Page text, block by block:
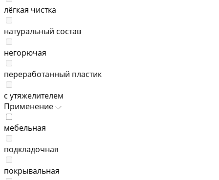
лёгкая чистка
натуральный состав
негорючая
переработанный пластик
с утяжелителем
Применение
мебельная
подкладочная
покрывальная